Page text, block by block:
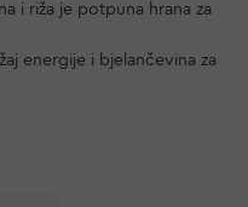
i riža je potpuna hrana za
energije i bjelančevina za